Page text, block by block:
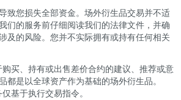
致您损失全部资金。场外衍生品交易并不适
们的服务前仔细阅读我们的法律文件，并确
及的风险。您并不实际拥有或持有任何相关
买、持有或出售差价合约的建议、推荐或意
都是以全球资产作为基础的场外衍生品。
基于执行交易指令。